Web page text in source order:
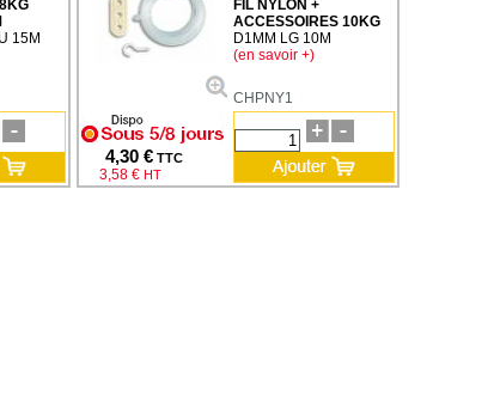
15M
4,30 € TTC
3,58 € HT
FIL NYLON +
ACCESSOIRES 10KG
D1MM LG 10M
(en savoir +)
CHPNY1